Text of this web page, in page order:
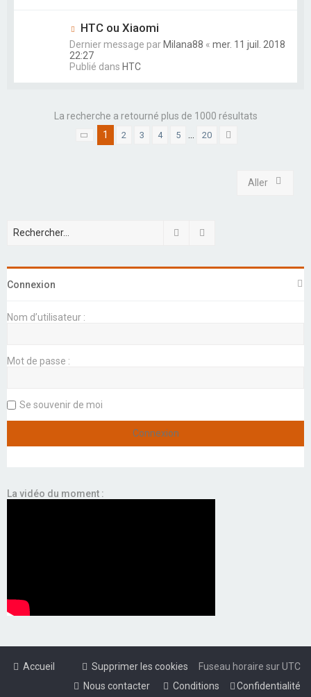
HTC ou Xiaomi
Dernier message parMilana88 « mer. 11 juil. 2018
22:27
Publié dans HTC
La recherche a retourné plus de 1000 résultats
Page sur 20
1 2 3 4 5 20
Aller
Rechercher
Connexion
Nom d’utilisateur :
Mot de passe :
Se souvenir de moi
La vidéo du moment :
Accueil Fuseau horaire surUTC
Supprimer les cookies
Confidentialité
Conditions
Nous contacter